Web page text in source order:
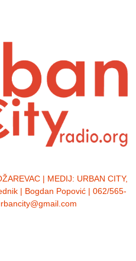
| MEDIJ: URBAN CITY,
| Bogdan Popović | 062/565-